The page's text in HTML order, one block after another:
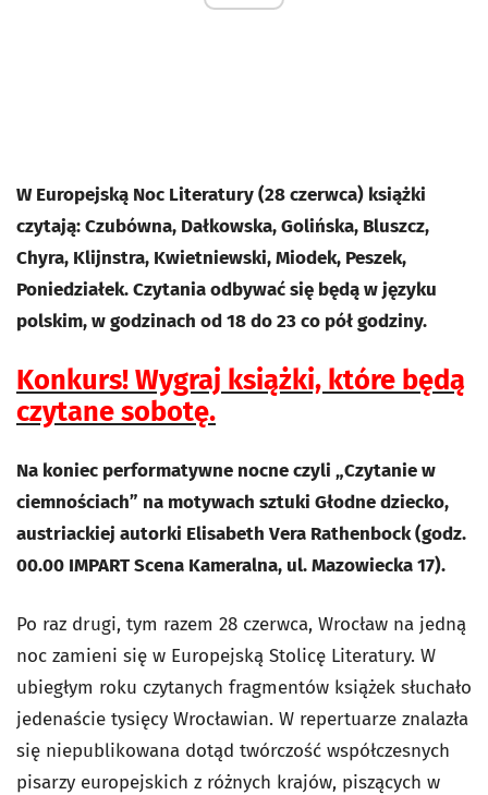
W Europejską Noc Literatury (28 czerwca) książki
czytają: Czubówna, Dałkowska, Golińska, Bluszcz,
Chyra, Klijnstra, Kwietniewski, Miodek, Peszek,
Poniedziałek. Czytania odbywać się będą w języku
polskim, w godzinach od 18 do 23 co pół godziny.
Konkurs! Wygraj książki, które będą
czytane sobotę.
Na koniec performatywne nocne czyli „Czytanie w
ciemnościach” na motywach sztuki Głodne dziecko,
austriackiej autorki Elisabeth Vera Rathenbock (godz.
00.00 IMPART Scena Kameralna, ul. Mazowiecka 17).
Po raz drugi, tym razem 28 czerwca, Wrocław na jedną
noc zamieni się w Europejską Stolicę Literatury. W
ubiegłym roku czytanych fragmentów książek słuchało
jedenaście tysięcy Wrocławian. W repertuarze znalazła
się niepublikowana dotąd twórczość współczesnych
pisarzy europejskich z różnych krajów, piszących w